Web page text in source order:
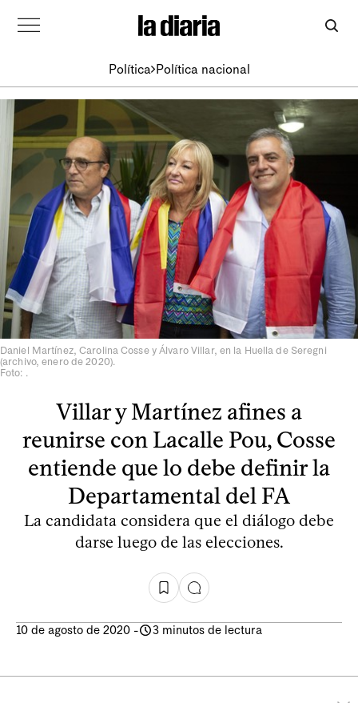
Política Política nacional
Daniel Martínez, Carolina Cosse y Álvaro Villar, en la Huella de Seregni
(archivo, enero de 2020).
Foto: .
Villar y Martínez afines a
reunirse con Lacalle Pou, Cosse
entiende que lo debe definir la
Departamental del FA
La candidata considera que el diálogo debe
darse luego de las elecciones.
10 de agosto de 2020 - 3 minutos de lectura